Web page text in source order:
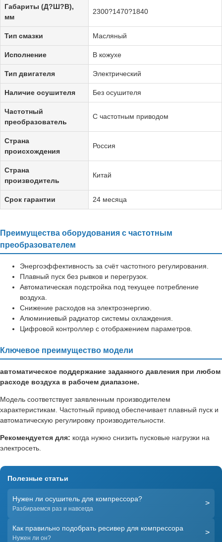
Габариты (Д?Ш?В),
мм
2300?1470?1840
Тип смазки Масляный
Исполнение В кожухе
Тип двигателя Электрический
Наличие осушителя Без осушителя
Частотный
преобразователь
С частотным приводом
Страна
происхождения
Россия
Страна
производитель
Китай
Срок гарантии 24 месяца
Преимущества оборудования с частотным
преобразователем
Энергоэффективность за счёт частотного регулирования.
Плавный пуск без рывков и перегрузок.
Автоматическая подстройка под текущее потребление
воздуха.
Снижение расходов на электроэнергию.
Алюминиевый радиатор системы охлаждения.
Цифровой контроллер с отображением параметров.
Ключевое преимущество модели
автоматическое поддержание заданного давления при любом
расходе воздуха в рабочем диапазоне.
Модель соответствует заявленным производителем
характеристикам. Частотный привод обеспечивает плавный пуск и
автоматическую регулировку производительности.
Рекомендуется для: когда нужно снизить пусковые нагрузки на
электросеть.
Полезные статьи
Нужен ли осушитель для компрессора?
Разбираемся раз и навсегда
>
Как правильно подобрать ресивер для компрессора
Нужен ли он?
>